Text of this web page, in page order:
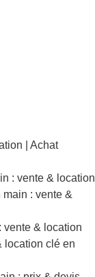
| Achat
: vente & location
: vente &
vente & location
location clé en